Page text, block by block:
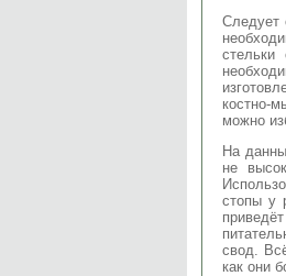
Следует
костно-
можно
На
не
стопы у
свод.
как они